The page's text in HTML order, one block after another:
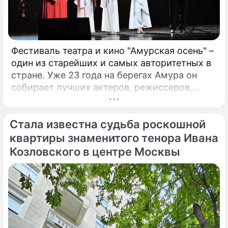
Фестиваль театра и кино "Амурская осень" –
один из старейших и самых авторитетных в
стране. Уже 23 года на берегах Амура он
собирает лучших актеров, режиссеров,
который проходит в Благовещенске, назвал
победителей. Это те ленты и спектакли,
которые обязательно надо посмотреть!
Зрителями фестиваля стали больше 17
тысяч человек, а гостями – свыше 400
человек.
Стала известна судьба роскошной
квартиры знаменитого тенора Ивана
Козловского в центре Москвы